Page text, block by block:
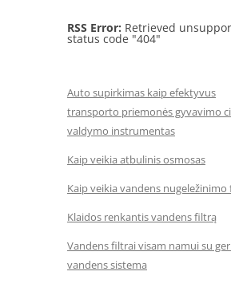
RSS Error: Retrieved
status code "404"
Auto supirkimas kaip efektyvus
transporto priemonės gyvavimo
valdymo instrumentas
Kaip veikia atbulinis osmosas
Kaip veikia vandens
Klaidos renkantis vandens filtrą
Vandens filtrai visam namui su
vandens sistema